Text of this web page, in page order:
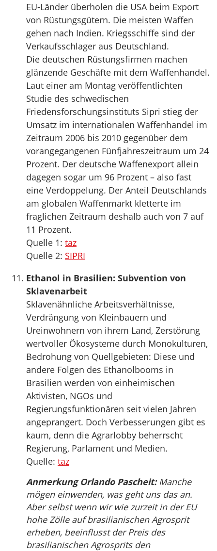
EU-Länder überholen die USA beim Export
von Rüstungsgütern. Die meisten Waffen
gehen nach Indien. Kriegsschiffe sind der
Verkaufsschlager aus Deutschland.
Die deutschen Rüstungsfirmen machen
glänzende Geschäfte mit dem Waffenhandel.
Laut einer am Montag veröffentlichten
Studie des schwedischen
Friedensforschungsinstituts Sipri stieg der
Umsatz im internationalen Waffenhandel im
Zeitraum 2006 bis 2010 gegenüber dem
vorangegangenen Fünfjahreszeitraum um 24
Prozent. Der deutsche Waffenexport allein
dagegen sogar um 96 Prozent – also fast
eine Verdoppelung. Der Anteil Deutschlands
am globalen Waffenmarkt kletterte im
fraglichen Zeitraum deshalb auch von 7 auf
11 Prozent.
Quelle 1: taz
Quelle 2: SIPRI
Ethanol in Brasilien: Subvention von
Sklavenarbeit
Sklavenähnliche Arbeitsverhältnisse,
Verdrängung von Kleinbauern und
Ureinwohnern von ihrem Land, Zerstörung
wertvoller Ökosysteme durch Monokulturen,
Bedrohung von Quellgebieten: Diese und
andere Folgen des Ethanolbooms in
Brasilien werden von einheimischen
Aktivisten, NGOs und
Regierungsfunktionären seit vielen Jahren
angeprangert. Doch Verbesserungen gibt es
kaum, denn die Agrarlobby beherrscht
Regierung, Parlament und Medien.
Quelle: taz
Anmerkung Orlando Pascheit:Manche
mögen einwenden, was geht uns das an.
Aber selbst wenn wir wie zurzeit in der EU
hohe Zölle auf brasilianischen Agrosprit
erheben, beeinflusst der Preis des
brasilianischen Agrosprits den